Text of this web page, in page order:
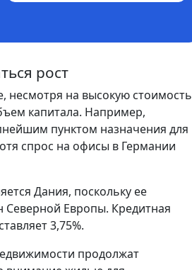
рост
несмотря на высокую стоимость
капитала. Например,
пунктом назначения для
спрос на офисы в Германии
Дания, поскольку ее
Северной Европы. Кредитная
3,75%.
продолжат